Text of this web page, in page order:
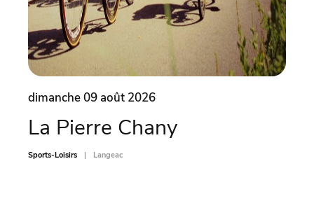
dimanche 09 août 2026
La Pierre Chany
Sports-Loisirs Langeac